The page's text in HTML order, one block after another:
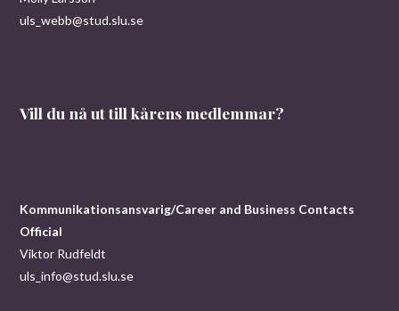
uls_webb@stud.slu.se
Vill du nå ut till kårens medlemmar?
Kommunikationsansvarig/Career and Business Contacts
Official
Viktor Rudfeldt
uls_info@stud.slu.se